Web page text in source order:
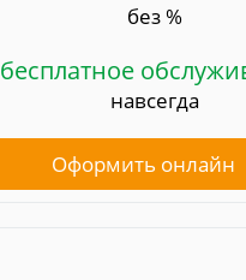
без %
бесплатное
навсегда
Оформить онлайн